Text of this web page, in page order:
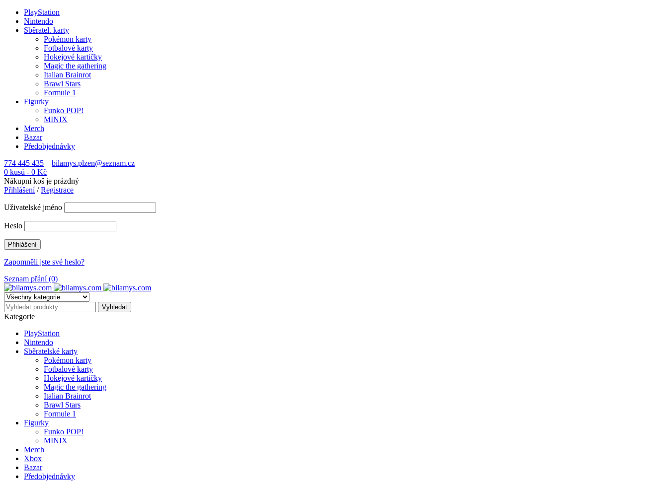
PlayStation
Nintendo
Sběratel. karty
Pokémon karty
Fotbalové karty
Hokejové kartičky
Magic the gathering
Italian Brainrot
Brawl Stars
Formule 1
Figurky
Funko POP!
MINIX
Merch
Bazar
Předobjednávky
774 445 435
bilamys.plzen@seznam.cz
0 kusů - 0 Kč
Nákupní koš je prázdný
Přihlášení/Registrace
Uživatelské jméno
Heslo
Zapomněli jste své heslo?
Seznam přání (0)
Kategorie
PlayStation
Nintendo
Sběratelské karty
Pokémon karty
Fotbalové karty
Hokejové kartičky
Magic the gathering
Italian Brainrot
Brawl Stars
Formule 1
Figurky
Funko POP!
MINIX
Merch
Xbox
Bazar
Předobjednávky